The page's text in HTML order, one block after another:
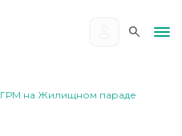
ГРМ на Жилищном параде